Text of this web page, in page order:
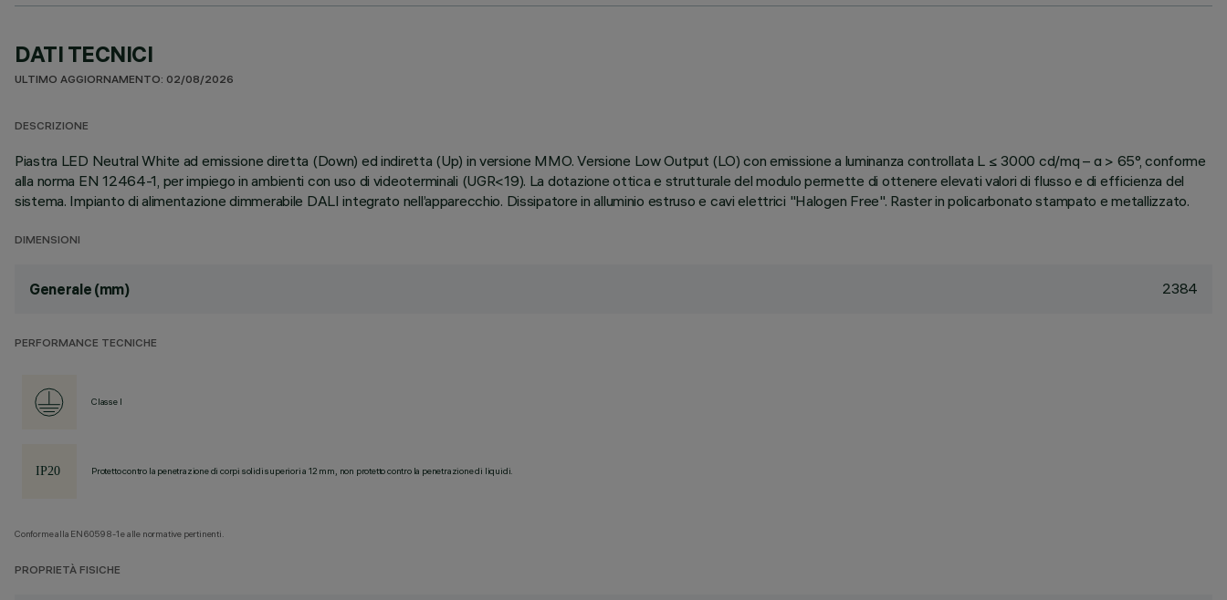
DATI TECNICI
ULTIMO AGGIORNAMENTO: 02/08/2026
DESCRIZIONE
Piastra LED Neutral White ad emissione diretta (Down) ed indiretta (Up) in versione MMO. Versione Low Output (LO) con emissione a luminanza controllata L ≤ 3000 cd/mq – α > 65°, conforme
alla norma EN 12464-1, per impiego in ambienti con uso di videoterminali (UGR<19). La dotazione ottica e strutturale del modulo permette di ottenere elevati valori di flusso e di efficienza del
sistema. Impianto di alimentazione dimmerabile DALI integrato nell’apparecchio. Dissipatore in alluminio estruso e cavi elettrici "Halogen Free". Raster in policarbonato stampato e metallizzato.
DIMENSIONI
Generale (mm) 2384
PERFORMANCE TECNICHE
Classe I
Protetto contro la penetrazione di corpi solidi superiori a 12 mm, non protetto contro la penetrazione di liquidi.
Conforme alla EN60598-1 e alle normative pertinenti.
PROPRIETÀ FISICHE